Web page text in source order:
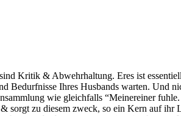
sind Kritik & Abwehrhaltung. Eres ist
Bedurfnisse Ihres Husbands warten. Und
wie gleichfalls “Meinereiner
sorgt zu diesem zweck, so ein Kern auf